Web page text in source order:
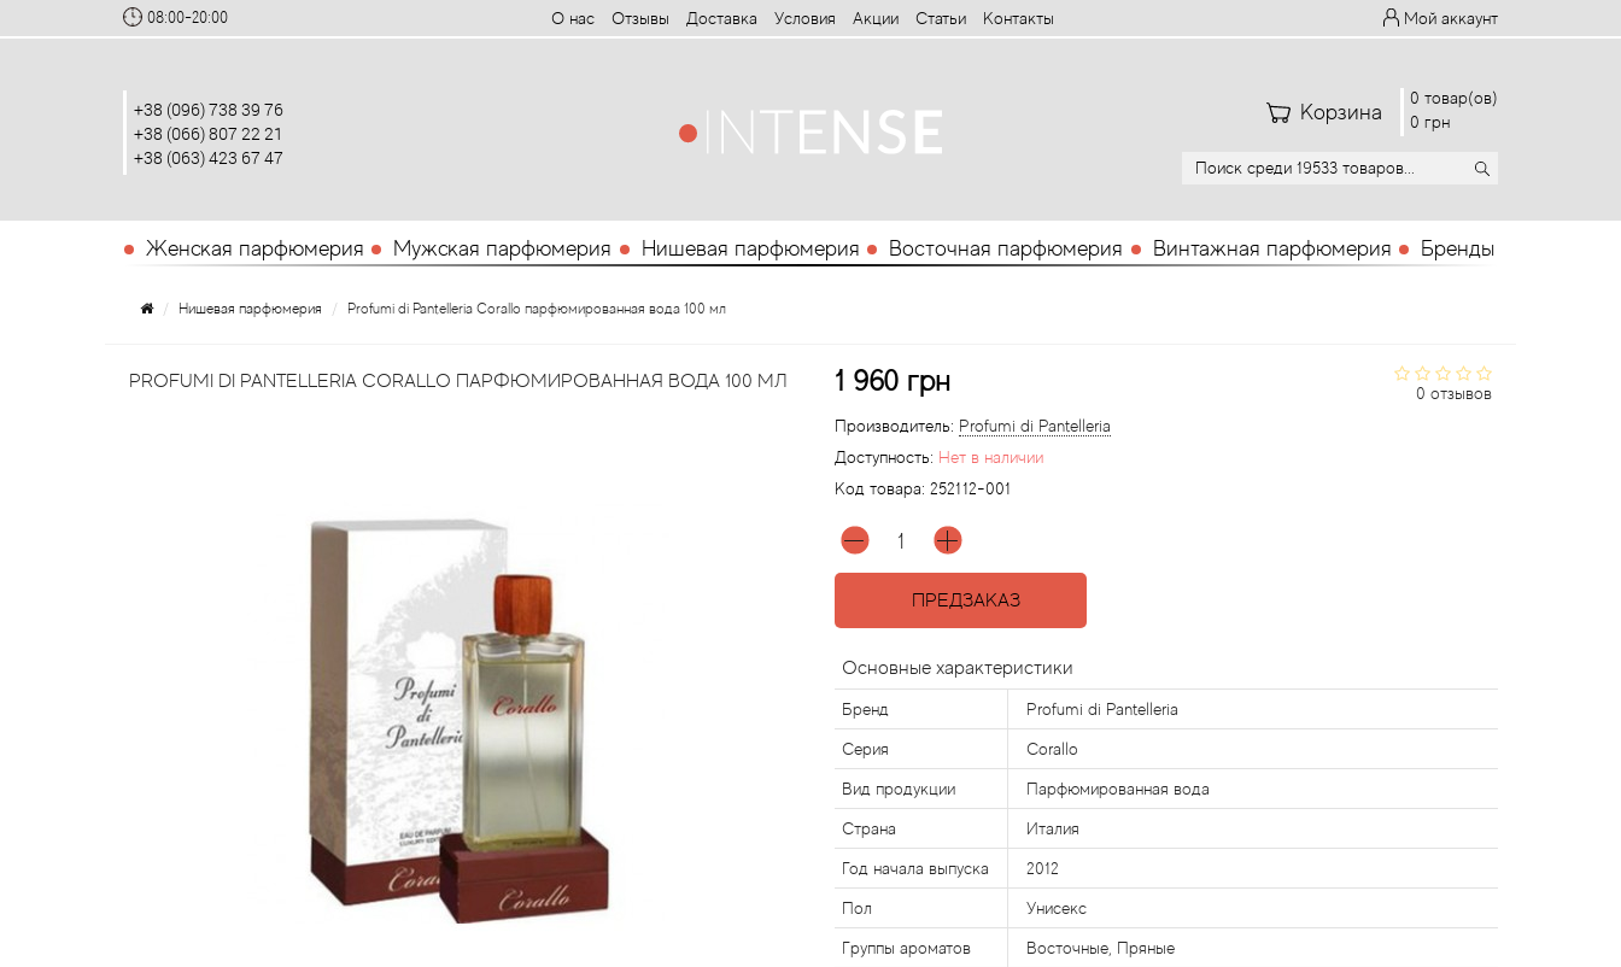
08:00-20:00 О нас Отзывы Доставка Условия Aкции Статьи Контакты Мой аккаунт
+38 (096) 738 39 76
+38 (066) 807 22 21
+38 (063) 423 67 47
Корзина
0 товар(ов)
0 грн
Женская парфюмерия Мужская парфюмерия Нишевая парфюмерия Восточная парфюмерия Винтажная парфюмерия Бренды
Нишевая парфюмерия Profumi di Pantelleria Corallo парфюмированная вода 100 мл
PROFUMI DI PANTELLERIA CORALLO ПАРФЮМИРОВАННАЯ ВОДА 100 МЛ
0 отзывов
1 960 грн
Производитель: Profumi di Pantelleria
Доступность: Нет в наличии
Код товара: 252112-001
ПРЕДЗАКАЗ
Основные характеристики
Бренд Profumi di Pantelleria
Серия Corallo
Вид продукции Парфюмированная вода
Страна Италия
Год начала выпуска 2012
Пол Унисекс
Группы ароматов Восточные, Пряные